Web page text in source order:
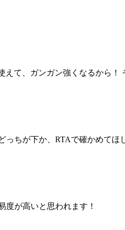
て、ガンガン強くなるから
っちが下か、RTAで確かめてほ
が高いと思われます！